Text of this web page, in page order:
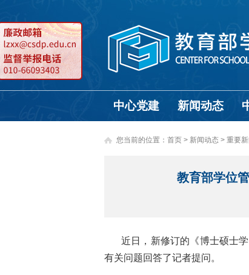
中心党建 新闻动态
您当前的位置： 首页 > 新闻动态 > 重要新
教育部学位
近日，新修订的《博士硕士
有关问题回答了记者提问。